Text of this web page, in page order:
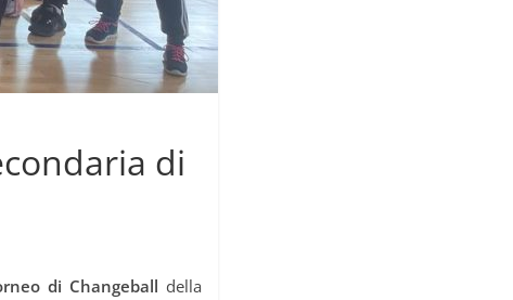
di
di Changeball della